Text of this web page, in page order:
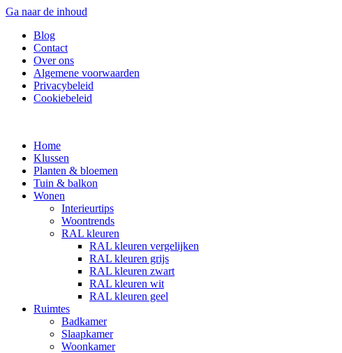
Ga naar de inhoud
Blog
Contact
Over ons
Algemene voorwaarden
Privacybeleid
Cookiebeleid
Home
Klussen
Planten & bloemen
Tuin & balkon
Wonen
Interieurtips
Woontrends
RAL kleuren
RAL kleuren vergelijken
RAL kleuren grijs
RAL kleuren zwart
RAL kleuren wit
RAL kleuren geel
Ruimtes
Badkamer
Slaapkamer
Woonkamer